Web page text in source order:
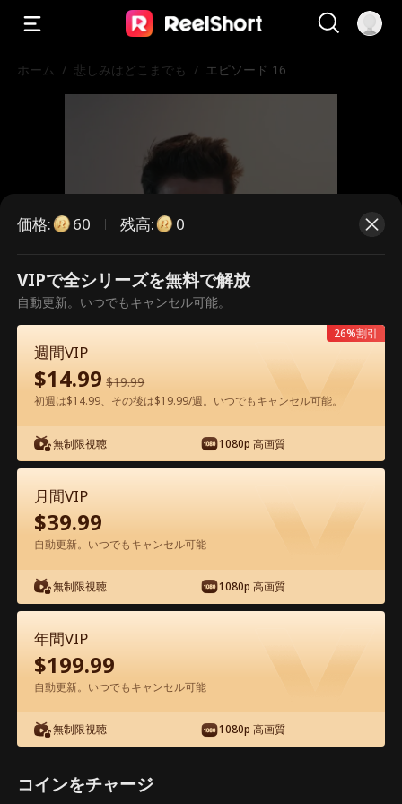
ホーム / 悲しみはどこまでも / エピソード 16
こちらは有料のエピソードです。視
聴いただくには解放が必要です。
60今すぐ解放
アプリ内で無料視聴可能
エピソード16 - 悲しみはどこまでも 映
画フル
16 17 18 19 20
価格: 60 残高: 0
VIPで全シリーズを無料で解放
自動更新。いつでもキャンセル可能。
週間VIP
$14.99 $19.99
初週は$14.99、その後は$19.99/週。いつでもキャンセル可能。
無制限視聴 1080p 高画質
26%割引
月間VIP
$39.99
自動更新。いつでもキャンセル可能
無制限視聴 1080p 高画質
年間VIP
$199.99
自動更新。いつでもキャンセル可能
無制限視聴 1080p 高画質
コインをチャージ